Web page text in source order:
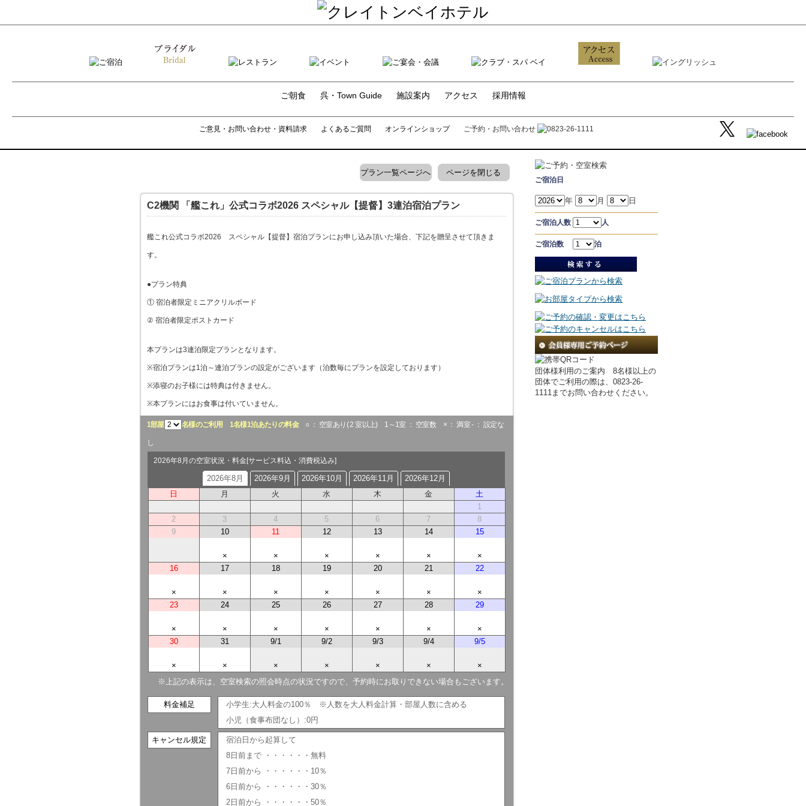
ご朝食 呉・Town Guide 施設案内 アクセス 採用情報
ご意見・お問い合わせ・資料請求 よくあるご質問 オンラインショップ ご予約・お問い合わせ
ページを閉じる
プラン一覧ページへ
C2機関 「艦これ」公式コラボ2026 スペシャル【提督】3連泊宿泊プラン
艦これ公式コラボ2026 スペシャル【提督】宿泊プランにお申し込み頂いた場合、下記を贈呈させて頂きま
す。
●プラン特典
① 宿泊者限定ミニアクリルボード
② 宿泊者限定ポストカード
本プランは3連泊限定プランとなります。
※宿泊プランは1泊～連泊プランの設定がございます（泊数毎にプランを設定しております）
※添寝のお子様には特典は付きません。
※本プランにはお食事は付いていません。
1部屋 名様のご利用 1名様1泊あたりの料金○ ： 空室あり( 2 室以上) 1～1室 ： 空室数 × ： 満室 - ： 設定な
し
2026年8月の空室状況・料金[サービス料込・消費税込み]
2026年8月 2026年9月 2026年10月 2026年11月
2026年12月
日
月 火 水 木 金
土
1
2
3 4 5 6 7
8
9
10
×
11
×
12
×
13
×
14
×
15
×
16
×
17
×
18
×
19
×
20
×
21
×
22
×
23
×
24
×
25
×
26
×
27
×
28
×
29
×
30
×
31
×
9/1
×
9/2
×
9/3
×
9/4
×
9/5
×
※上記の表示は、空室検索の照会時点の状況ですので、予約時にお取りできない場合もございます。
料金補足
小学生:大人料金の100％ ※人数を大人料金計算・部屋人数に含める
小児（食事布団なし）:0円
キャンセル規定
宿泊日から起算して
8日前まで ・・・・・・無料
7日前から ・・・・・・10％
6日前から ・・・・・・30％
2日前から ・・・・・・50％
ご宿泊日
年 月 日
ご宿泊人数 人
ご宿泊数 泊
団体様利用のご案内 8名様以上の
団体でご利用の際は、0823-26-
1111までお問い合わせください。